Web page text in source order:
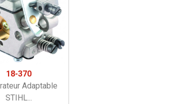
18-370
Adaptable
STIHL...